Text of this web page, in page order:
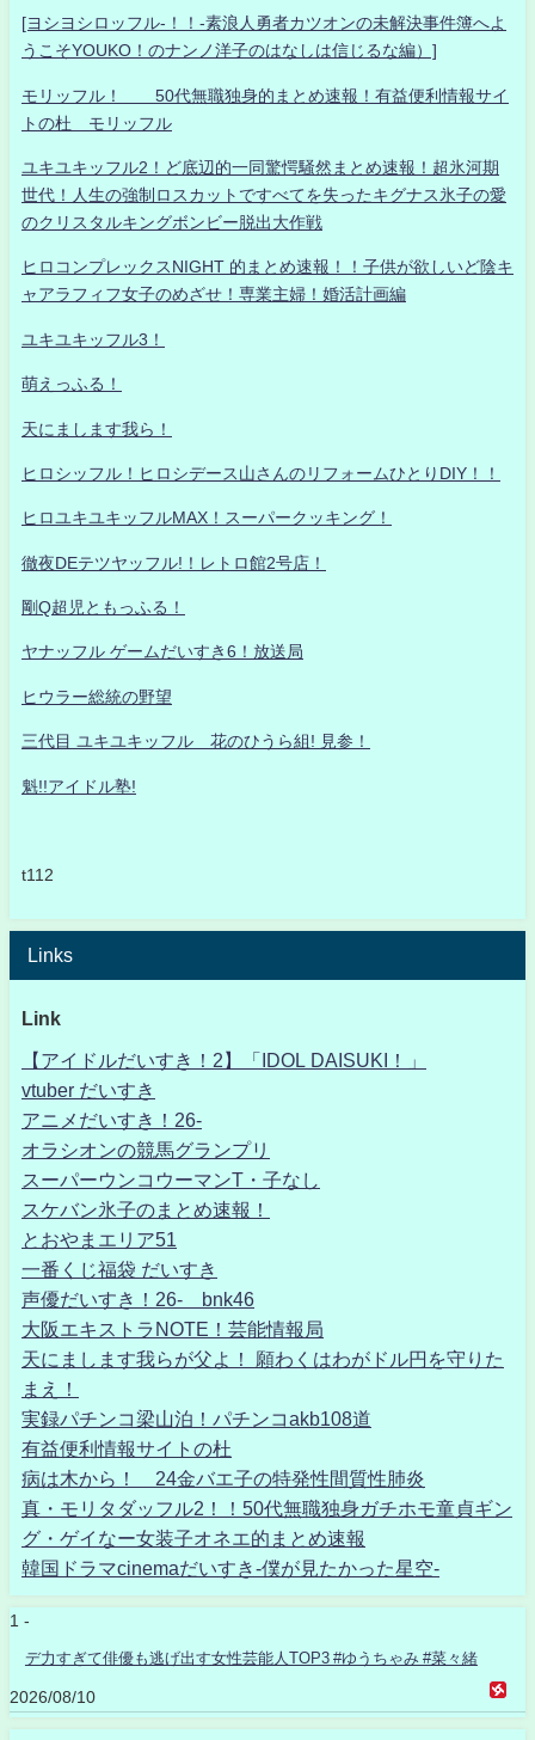
[ヨシヨシロッフル-！！-素浪人勇者カツオンの未解決事件簿へよ
うこそYOUKO！のナンノ洋子のはなしは信じるな編）]
モリッフル！ 50代無職独身的まとめ速報！有益便利情報サイ
トの杜 モリッフル
ユキユキッフル2！ど底辺的一同驚愕騒然まとめ速報！超氷河期
世代！人生の強制ロスカットですべてを失ったキグナス氷子の愛
のクリスタルキングボンビー脱出大作戦
ヒロコンプレックスNIGHT 的まとめ速報！！子供が欲しいど陰キ
ャアラフィフ女子のめざせ！専業主婦！婚活計画編
ユキユキッフル3！
萌えっふる！
天にまします我ら！
ヒロシッフル！ヒロシデース山さんのリフォームひとりDIY！！
ヒロユキユキッフルMAX！スーパークッキング！
徹夜DEテツヤッフル!！レトロ館2号店！
剛Q超児ともっふる！
ヤナッフル ゲームだいすき6！放送局
ヒウラー総統の野望
三代目 ユキユキッフル 花のひうら組! 見参！
魁!!アイドル塾!
t112
Links
Link
【アイドルだいすき！2】「IDOL DAISUKI！」
vtuber だいすき
アニメだいすき！26-
オラシオンの競馬グランプリ
スーパーウンコウーマンT・子なし
スケバン氷子のまとめ速報！
とおやまエリア51
一番くじ福袋 だいすき
声優だいすき！26- bnk46
大阪エキストラNOTE！芸能情報局
天にまします我らが父よ！ 願わくはわがドル円を守りた
まえ！
実録パチンコ梁山泊！パチンコakb108道
有益便利情報サイトの杜
病は木から！ 24金バエ子の特発性間質性肺炎
真・モリタダッフル2！！50代無職独身ガチホモ童貞ギン
グ・ゲイなー女装子オネエ的まとめ速報
韓国ドラマcinemaだいすき-僕が見たかった星空-
1 -
デ力すぎて俳優も逃げ出す女性芸能人TOP3 #ゆうちゃみ #菜々緒
2026/08/10